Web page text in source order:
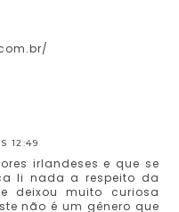
12:49
irlandeses e que se
li nada a respeito da
deixou muito curiosa
não é um gênero que